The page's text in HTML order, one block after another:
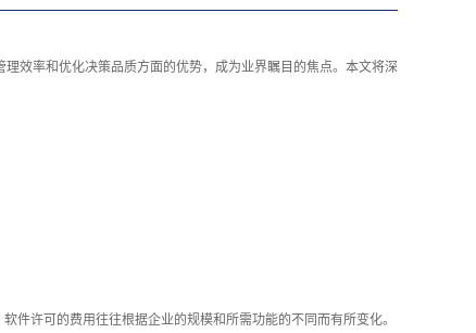
效率和优化决策品质方面的优势，成为业界瞩目的焦点。本文将深
件许可的费用往往根据企业的规模和所需功能的不同而有所变化。